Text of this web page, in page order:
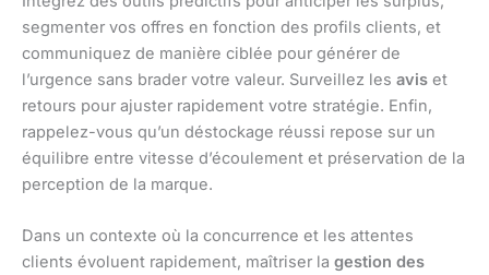
segmenter vos offres en fonction des profils clients, et
communiquez de manière ciblée pour générer de
l’urgence sans brader votre valeur. Surveillez les avis et
retours pour ajuster rapidement votre stratégie. Enfin,
rappelez-vous qu’un déstockage réussi repose sur un
équilibre entre vitesse d’écoulement et préservation de la
perception de la marque.
Dans un contexte où la concurrence et les attentes
clients évoluent rapidement, maîtriser la gestion des